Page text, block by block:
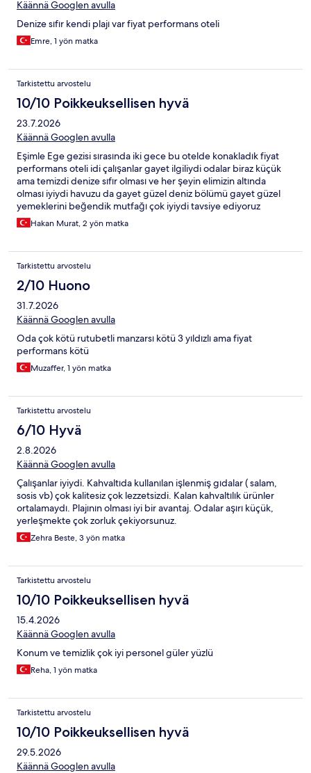
Käännä Googlen avulla
Denize sıfır kendi plajı var fiyat performans oteli
Emre, 1 yön matka
Tarkistettu arvostelu
10/10 Poikkeuksellisen hyvä
23.7.2026
Käännä Googlen avulla
Eşimle Ege gezisi sırasında iki gece bu otelde konakladık fiyat
performans oteli idi çalışanlar gayet ilgiliydi odalar biraz küçük
ama temizdi denize sıfır olması ve her şeyin elimizin altında
olması iyiydi havuzu da gayet güzel deniz bölümü gayet güzel
yemeklerini beğendik mutfağı çok iyiydi tavsiye ediyoruz
Hakan Murat, 2 yön matka
Tarkistettu arvostelu
2/10 Huono
31.7.2026
Käännä Googlen avulla
Oda çok kötü rutubetli manzarsı kötü 3 yıldızlı ama fiyat
performans kötü
Muzaffer, 1 yön matka
Tarkistettu arvostelu
6/10 Hyvä
2.8.2026
Käännä Googlen avulla
Çalışanlar iyiydi. Kahvaltıda kullanılan işlenmiş gıdalar ( salam,
sosis vb) çok kalitesiz çok lezzetsizdi. Kalan kahvaltılık ürünler
ortalamaydı. Plajının olması iyi bir avantaj. Odalar aşırı küçük,
yerleşmekte çok zorluk çekiyorsunuz.
Zehra Beste, 3 yön matka
Tarkistettu arvostelu
10/10 Poikkeuksellisen hyvä
15.4.2026
Käännä Googlen avulla
Konum ve temizlik çok iyi personel güler yüzlü
Reha, 1 yön matka
Tarkistettu arvostelu
10/10 Poikkeuksellisen hyvä
29.5.2026
Käännä Googlen avulla